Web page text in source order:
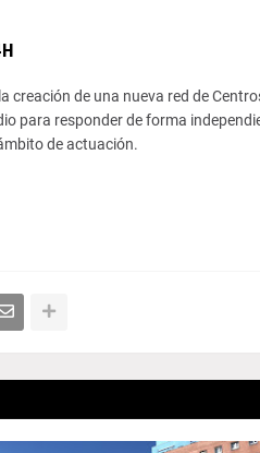
de una nueva red de
para responder de forma
de actuación.